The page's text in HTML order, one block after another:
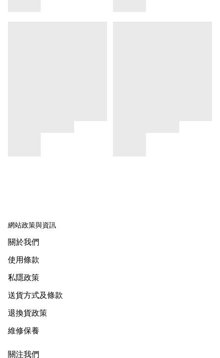
網站政策與資訊
關於我們
使用條款
私隱政策
送貨方式及條款
退換貨政策
維修保養
關注我們